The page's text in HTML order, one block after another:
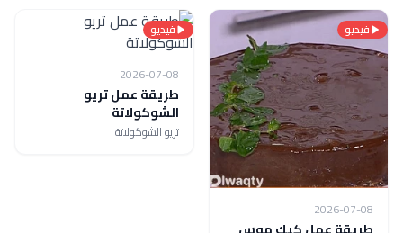
فيديو
2026-07-08
فيديو
2026-07-08
طريقة عمل تريو
الشوكولاتة
تريو الشوكولاتة